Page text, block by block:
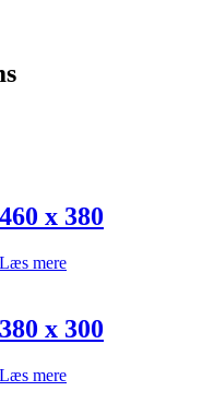
x 380
Læs mere
x 300
Læs mere